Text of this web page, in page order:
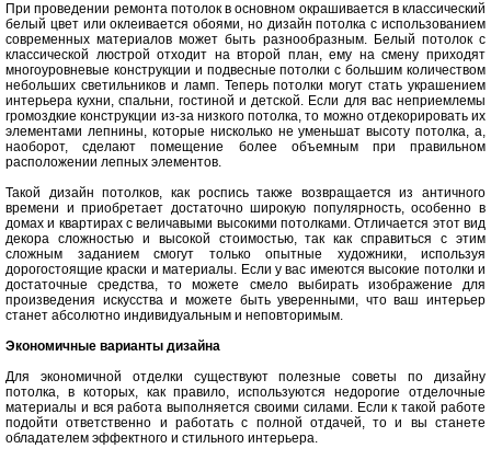
При проведении ремонта потолок в основном окрашивается в классический
белый цвет или оклеивается обоями, но дизайн потолка с использованием
современных материалов может быть разнообразным.Белый потолок с
классической люстрой отходит на второй план, ему на смену приходят
многоуровневые конструкции и подвесные потолки с большим количеством
небольших светильников и ламп. Теперь потолки могут стать украшением
интерьера кухни, спальни, гостиной и детской. Если для вас неприемлемы
громоздкие конструкции из-за низкого потолка, то можно отдекорировать их
элементами лепнины, которые нисколько не уменьшат высоту потолка, а,
наоборот, сделают помещение более объемным при правильном
расположении лепных элементов.
Такой дизайн потолков, как роспись также возвращается из античного
времени и приобретает достаточно широкую популярность, особенно в
домах и квартирах с величавыми высокими потолками. Отличается этот вид
декора сложностью и высокой стоимостью, так как справиться с этим
сложным заданием смогут только опытные художники, используя
дорогостоящие краски и материалы. Если у вас имеются высокие потолки и
достаточные средства, то можете смело выбирать изображение для
произведения искусства и можете быть уверенными, что ваш интерьер
станет абсолютно индивидуальным и неповторимым.
Экономичные варианты дизайна
Для экономичной отделки существуют полезные советы по дизайну
потолка, в которых, как правило, используются недорогие отделочные
материалы и вся работа выполняется своими силами. Если к такой работе
подойти ответственно и работать с полной отдачей, то и вы станете
обладателем эффектного и стильного интерьера.